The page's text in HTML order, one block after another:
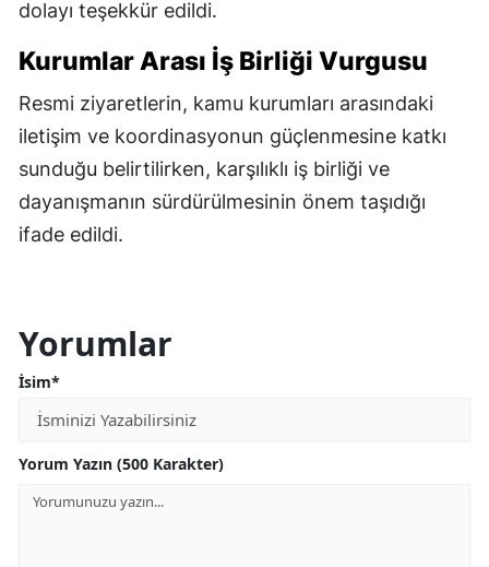
dolayı teşekkür edildi.
Kurumlar Arası İş Birliği Vurgusu
Resmi ziyaretlerin, kamu kurumları arasındaki
iletişim ve koordinasyonun güçlenmesine katkı
sunduğu belirtilirken, karşılıklı iş birliği ve
dayanışmanın sürdürülmesinin önem taşıdığı
ifade edildi.
Yorumlar
İsim*
Yorum Yazın (500 Karakter)